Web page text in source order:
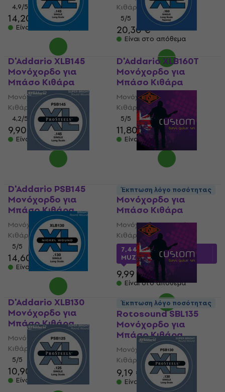
4,9/5
14,20 €
Είναι στο απόθεμα
Κιθάρα
5/5
20,30 €
Είναι στο απόθεμα
D'Addario XLB145
Μονόχορδο για
Μπάσο Κιθάρα
Μονόχορδο για Μπάσο
Κιθάρα
4,2/5
9,90 € 10,30 €
Είναι στο απόθεμα
D'Addario XLB160T
Μονόχορδο για
Μπάσο Κιθάρα
Μονόχορδο για Μπάσο
Κιθάρα
5/5
11,80 €
Είναι στο απόθεμα
D'Addario PSB145
Μονόχορδο για
Μπάσο Κιθάρα
Μονόχορδο για Μπάσο
Κιθάρα
5/5
14,60 €
Είναι στο απόθεμα
Rotosound SBL130
Μονόχορδο για
Μπάσο Κιθάρα
Μονόχορδο για Μπάσο
Κιθάρα
7,44 €με κωδικό
MUZMUZ-25
9,99 €
Είναι στο απόθεμα
D'Addario XLB130
Μονόχορδο για
Μπάσο Κιθάρα
Μονόχορδο για Μπάσο
Κιθάρα
5/5
10,90 €
Είναι στο απόθεμα
Έκπτωση λόγο ποσότητας
Rotosound SBL135
Μονόχορδο για
Μπάσο Κιθάρα
Μονόχορδο για Μπάσο
Κιθάρα
9,19 €
Είναι στο απόθεμα
Έκπτωση λόγο ποσότητας